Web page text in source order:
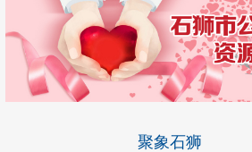
聚象石狮